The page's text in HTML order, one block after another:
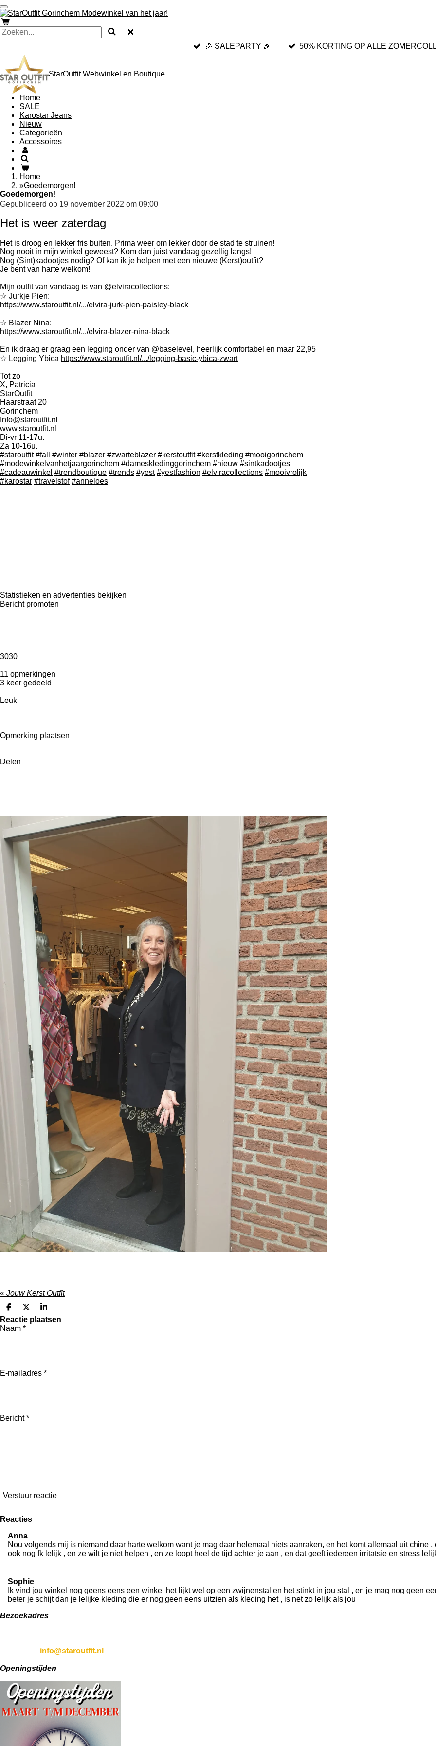
Ga
direct
naar
de
🎉 SALEPARTY 🎉 50% KORTING OP ALLE
StarOutfit Webwinkel en Boutique
Home
SALE
Karostar Jeans
Nieuw
Categorieën
Accessoires
Home
»Goedemorgen!
Goedemorgen!
Gepubliceerd op 19 november 2022 om 09:00
Het is weer zaterdag
Het is droog en lekker fris buiten. Prima weer om lekker door de stad te struinen!
Nog nooit in mijn winkel geweest? Kom dan juist vandaag gezellig langs!
Nog (Sint)kadootjes nodig? Of kan ik je helpen met een nieuwe (Kerst)outfit?
Je bent van harte welkom!
Mijn outfit van vandaag is van @elviracollections:
☆ Jurkje Pien:
https://www.staroutfit.nl/.../elvira-jurk-pien-paisley-black
☆ Blazer Nina:
https://www.staroutfit.nl/.../elvira-blazer-nina-black
En ik draag er graag een legging onder van @baselevel, heerlijk comfortabel en maar 22,95
☆ Legging Ybica https://www.staroutfit.nl/.../legging-basic-ybica-zwart
Tot zo
X, Patricia
StarOutfit
Haarstraat 20
Gorinchem
Info@staroutfit.nl
www.staroutfit.nl
Di-vr 11-17u.
Za 10-16u.
#staroutfit #fall #winter #blazer #zwarteblazer #kerstoutfit #kerstkleding #mooigorinchem
#modewinkelvanhetjaargorinchem #dameskledinggorinchem #nieuw #sintkadootjes
#cadeauwinkel #trendboutique #trends #yest #yestfashion #elviracollections #mooivrolijk
#karostar #travelstof #anneloes
Statistieken en advertenties bekijken
Bericht promoten
3030
11 opmerkingen
3 keer gedeeld
Leuk
Opmerking plaatsen
Delen
« Jouw Kerst Outfit
D
e
l
e
D
e
e
S
h
Reactie plaatsen
Naam *
E-mailadres *
Bericht *
Verstuur reactie
Reacties
Anna
Nou volgends mij is niemand daar harte welkom want je mag daar helemaal niets aanraken, en het komt allemaal uit chine
ook nog fk lelijk , en ze wilt je niet helpen , en ze loopt heel de tijd achter je aan , en dat geeft iedereen irritatsie en stress
Sophie
Ik vind jou winkel nog geens eens een winkel het lijkt wel op een zwijnenstal en het stinkt in jou stal , en je mag nog geen
beter je schijt dan je lelijke kleding die er nog geen eens uitzien als kleding het , is net zo lelijk als jou
Bezoekadres
info@staroutfit.nl
Openingstijden